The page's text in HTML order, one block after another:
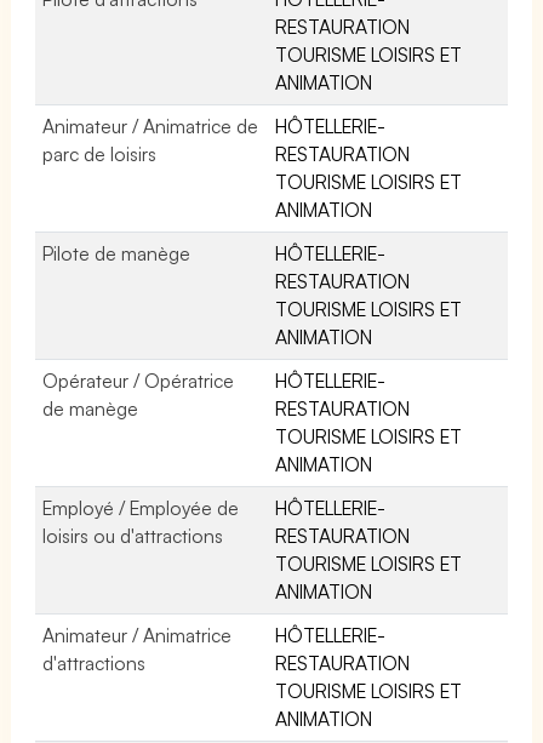
RESTAURATION
TOURISME LOISIRS ET
ANIMATION
Animateur / Animatrice de
parc de loisirs
HÔTELLERIE-
RESTAURATION
TOURISME LOISIRS ET
ANIMATION
Pilote de manège
HÔTELLERIE-
RESTAURATION
TOURISME LOISIRS ET
ANIMATION
Opérateur / Opératrice
de manège
HÔTELLERIE-
RESTAURATION
TOURISME LOISIRS ET
ANIMATION
Employé / Employée de
loisirs ou d'attractions
HÔTELLERIE-
RESTAURATION
TOURISME LOISIRS ET
ANIMATION
Animateur / Animatrice
d'attractions
HÔTELLERIE-
RESTAURATION
TOURISME LOISIRS ET
ANIMATION